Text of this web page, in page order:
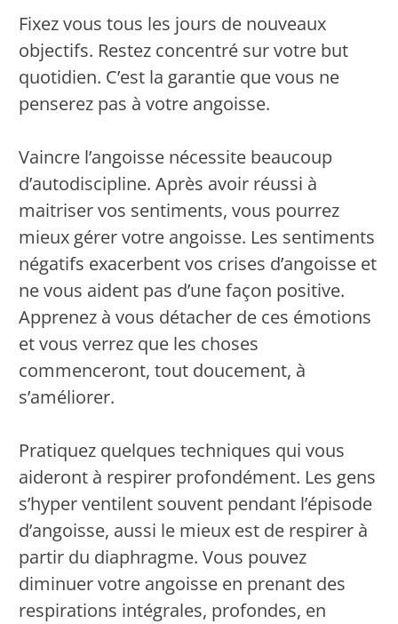
Fixez vous tous les jours de nouveaux
objectifs. Restez concentré sur votre but
quotidien. C’est la garantie que vous ne
penserez pas à votre angoisse.
Vaincre l’angoisse nécessite beaucoup
d’autodiscipline. Après avoir réussi à
maitriser vos sentiments, vous pourrez
mieux gérer votre angoisse. Les sentiments
négatifs exacerbent vos crises d’angoisse et
ne vous aident pas d’une façon positive.
Apprenez à vous détacher de ces émotions
et vous verrez que les choses
commenceront, tout doucement, à
s’améliorer.
Pratiquez quelques techniques qui vous
aideront à respirer profondément. Les gens
s’hyper ventilent souvent pendant l’épisode
d’angoisse, aussi le mieux est de respirer à
partir du diaphragme. Vous pouvez
diminuer votre angoisse en prenant des
respirations intégrales, profondes, en